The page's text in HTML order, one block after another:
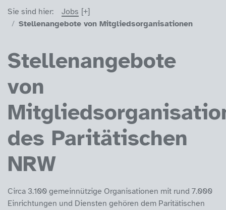
Sie sind hier (Breadcrumb)
Sie sind hier:
Jobs
Stellenangebote von Mitgliedsorganisationen
Stellenangebote
von
des Paritätischen
NRW
Circa 3.100 gemeinnützige Organisationen mit rund 7.000
Einrichtungen und Diensten gehören dem Paritätischen